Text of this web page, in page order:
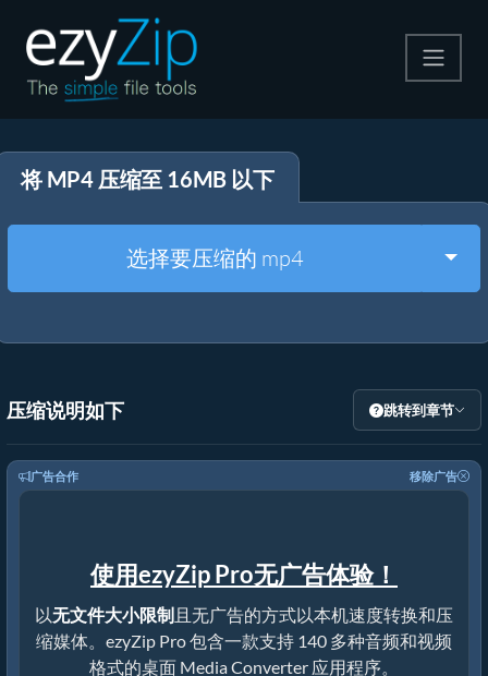
解压
其他工具
将 MP4 压缩至 16MB 以下
选择要压缩的 mp4
压缩说明如下 跳转到章节
广告合作 移除广告
使用ezyZip Pro无广告体验！
以无文件大小限制且无广告的方式以本机速度转换和压
缩媒体。ezyZip Pro 包含一款支持 140 多种音频和视频
格式的桌面 Media Converter 应用程序。